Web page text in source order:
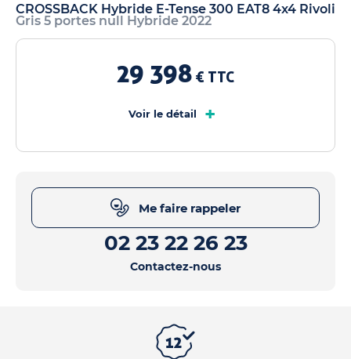
CROSSBACK Hybride E-Tense 300 EAT8 4x4 Rivoli
Gris 5 portes null Hybride 2022
29 398 € TTC
Voir le détail +
Me faire rappeler
02 23 22 26 23
Contactez-nous